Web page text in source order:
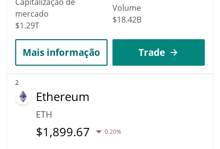
mercado
$1.29T
Volume
$18.42B
Mais informação Trade
2
Ethereum
ETH
$1,899.67 0.20%